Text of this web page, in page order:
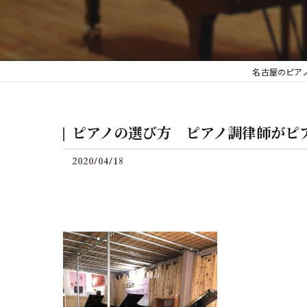
後付けグランフィールの料
名古屋のピア
ピアノの選び方 ピアノ調律師が
2020/04/18